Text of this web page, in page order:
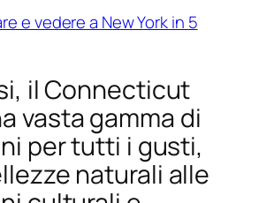
e vedere a New York in 5
il Connecticut
vasta gamma di
per tutti i gusti,
naturali alle